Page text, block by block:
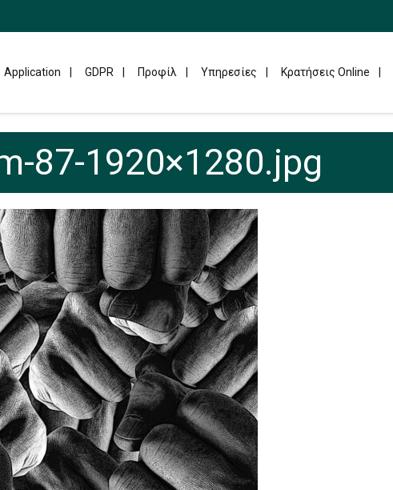
Application GDPR Προφίλ Υπηρεσίες Κρατήσεις Online
87-1920×1280.jpg